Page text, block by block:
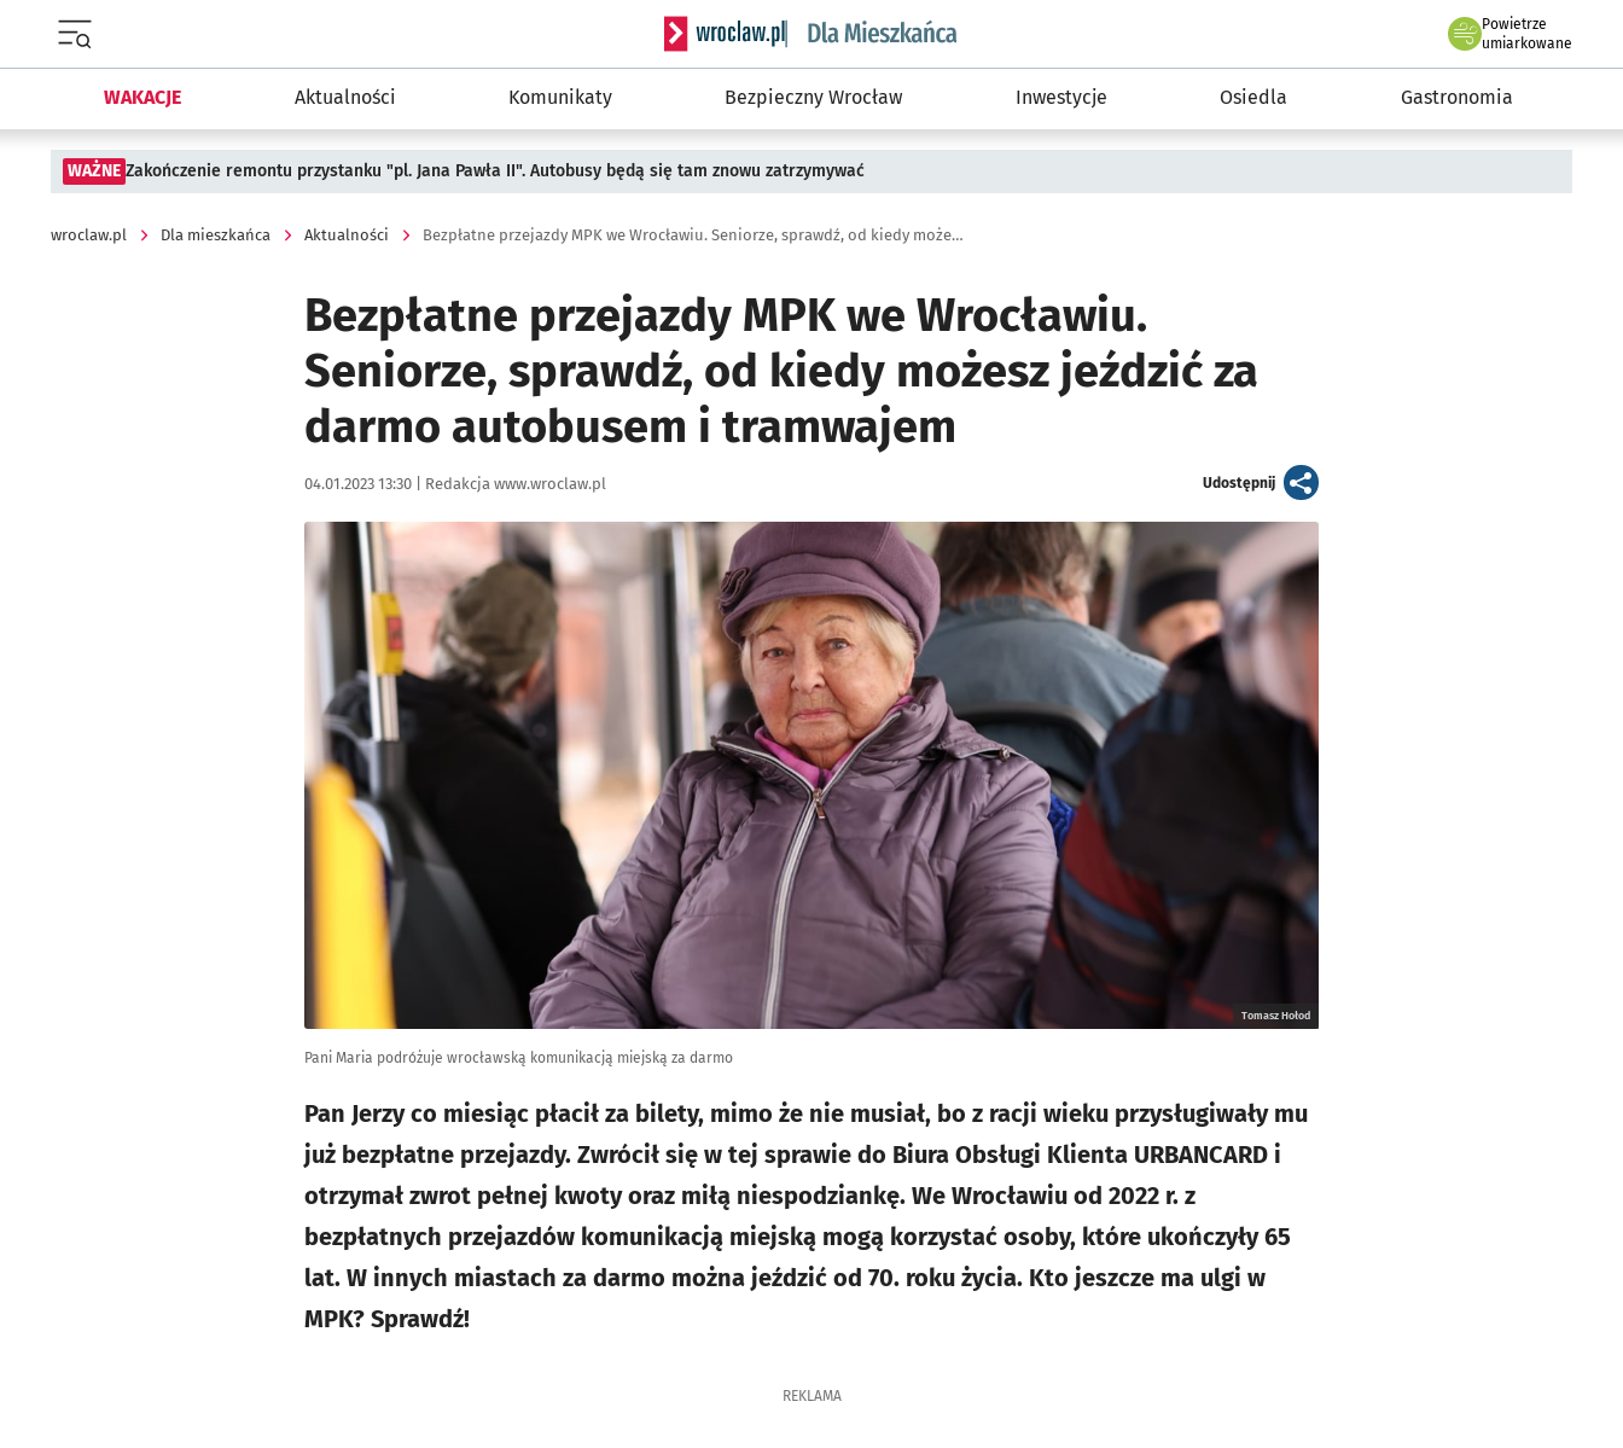
Serwis informacyjny wroclaw.pl podserwis: Dla mieszkańca
Powietrze
we Wrocławiu
umiarkowane
WAKACJE Aktualności Komunikaty Bezpieczny Wrocław Inwestycje Osiedla Gastronomia
WAŻNE Zakończenie remontu przystanku "pl. Jana Pawła II". Autobusy będą się tam znowu zatrzymywać
wroclaw.pl Dla mieszkańca Aktualności Bezpłatne przejazdy MPK we Wrocławiu. Seniorze, sprawdź, od kiedy możesz jeździć za darmo autobusem i tramwajem
Bezpłatne przejazdy MPK we Wrocławiu.
Seniorze, sprawdź, od kiedy możesz jeździć za
darmo autobusem i tramwajem
Data publikacji:
04.01.2023 13:30 | Autor:
Redakcja www.wroclaw.pl Udostępnijartykuł
Kliknij, aby powiększyć
Tomasz Hołod
Pani Maria podróżuje wrocławską komunikacją miejską za darmo
Pan Jerzy co miesiąc płacił za bilety, mimo że nie musiał, bo z racji wieku przysługiwały mu
już bezpłatne przejazdy. Zwrócił się w tej sprawie do Biura Obsługi Klienta URBANCARD i
otrzymał zwrot pełnej kwoty oraz miłą niespodziankę. We Wrocławiu od 2022 r. z
bezpłatnych przejazdów komunikacją miejską mogą korzystać osoby, które ukończyły 65
lat. W innych miastach za darmo można jeździć od 70. roku życia. Kto jeszcze ma ulgi w
MPK? Sprawdź!
REKLAMA